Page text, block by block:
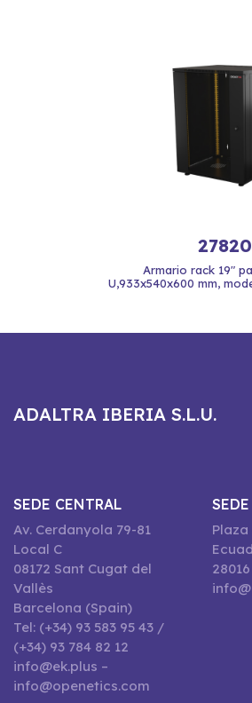
27820
Armario rack 19"
U,933x540x600 mm,
ADALTRA IBERIA S.L.U.
SEDE CENTRAL
Av. Cerdanyola 79-81
Local C
08172 Sant Cugat del
Vallès
Barcelona (Spain)
Tel: (+34) 93 583 95 43 /
(+34) 93 784 82 12
info@ek.plus –
info@openetics.com